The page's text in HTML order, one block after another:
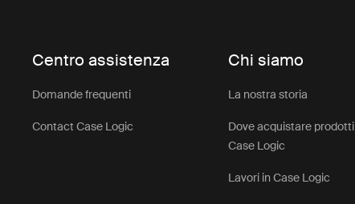
Centro assistenza
Domande frequenti
Contact Case Logic
Chi siamo
La nostra storia
Dove acquistare prodotti
Case Logic
Lavori in Case Logic